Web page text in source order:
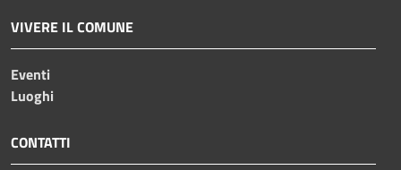
VIVERE IL COMUNE
Eventi
Luoghi
CONTATTI